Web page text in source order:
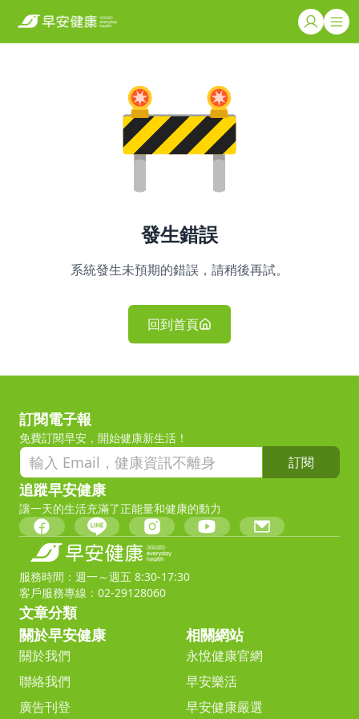
發生錯誤
系統發生未預期的錯誤，請稍後再試。
回到首頁
訂閱電子報
免費訂閱早安，開始健康新生活！
訂閱
追蹤早安健康
讓一天的生活充滿了正能量和健康的動力
服務時間：週一～週五 8:30-17:30
客戶服務專線：02-29128060
文章分類
關於早安健康
關於我們
聯絡我們
廣告刊登
相關網站
永悅健康官網
早安樂活
早安健康嚴選